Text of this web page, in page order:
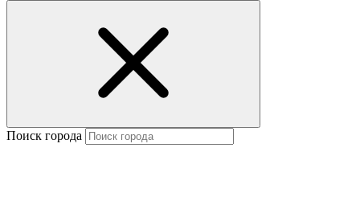
Поиск города